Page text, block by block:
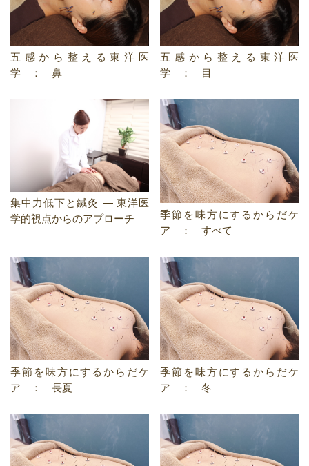
五感から整える東洋医
学 ： 鼻
五感から整える東洋医
学 ： 目
集中力低下と鍼灸 ― 東洋医
学的視点からのアプローチ
季節を味方にするからだケ
ア ： すべて
季節を味方にするからだケ
ア ： 長夏
季節を味方にするからだケ
ア ： 冬